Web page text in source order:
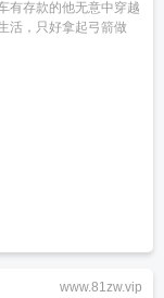
有存款的他无意中穿越
活，只好拿起弓箭做
www.81zw.vip